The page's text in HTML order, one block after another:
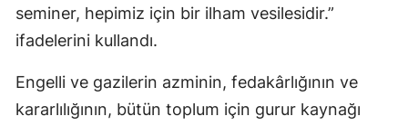
seminer, hepimiz için bir ilham vesilesidir.”
ifadelerini kullandı.
Engelli ve gazilerin azminin, fedakârlığının ve
kararlılığının, bütün toplum için gurur kaynağı